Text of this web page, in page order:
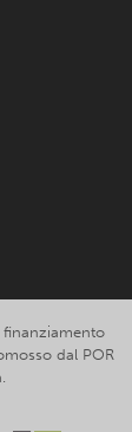
dal POR